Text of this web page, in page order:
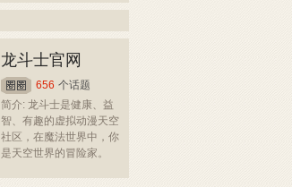
龙斗士官网
656 个话题
简介: 龙斗士是健康、益
智、有趣的虚拟动漫天空
社区，在魔法世界中，你
是天空世界的冒险家。